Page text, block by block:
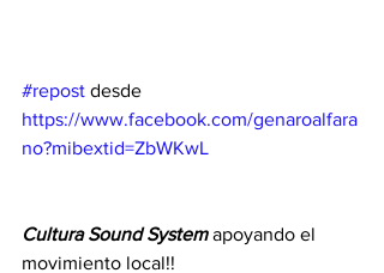
#repost desde
https://www.facebook.com/genaroalfara
no?mibextid=ZbWKwL
Cultura Sound System apoyando el
movimiento local!!